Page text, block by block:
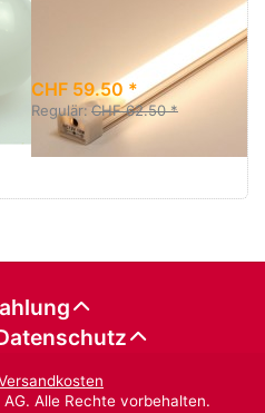
warmweiss
CHF 59.50 *
Regulär: CHF 62.50 *
Alle Rechte vorbehalten.